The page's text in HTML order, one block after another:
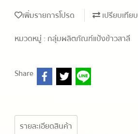
เพิ่มรายการโปรด
เปรียบเทียบ
หมวดหมู่ : กลุ่มผลิตภัณฑ์แป้งข้าวสาลี
Share
รายละเอียดสินค้า